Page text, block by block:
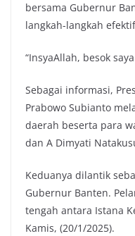
bersama Gubernur
langkah-langkah
“InsyaAllah, besok
Sebagai informasi,
Prabowo Subianto
daerah beserta para
dan A Dimyati
Keduanya dilantik
Gubernur Banten.
tengah antara Istana
Kamis, (20/1/2025).